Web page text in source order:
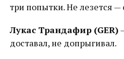
три попытки. Не лезется —
Лукас Трандафир (GER)
доставал, не допрыгивал.